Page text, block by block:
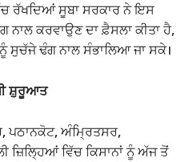
ਰੱਖਦਿਆਂ ਸੂਬਾ ਸਰਕਾਰ ਨੇ ਇਸ
ਕਰਵਾਉਣ ਦਾ ਫ਼ੈਸਲਾ ਕੀਤਾ ਹੈ,
ਸੁਚੱਜੇ ਢੰਗ ਨਾਲ ਸੰਭਾਲਿਆ ਜਾ ਸਕੇ।
ਸ਼ੁਰੂਆਤ
ਪਠਾਨਕੋਟ, ਅੰਮ੍ਰਿਤਸਰ,
ਜ਼ਿਲ੍ਹਿਆਂ ਵਿੱਚ ਕਿਸਾਨਾਂ ਨੂੰ ਅੱਜ ਤੋਂ